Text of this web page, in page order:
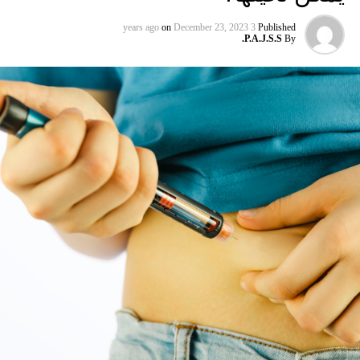
السبب أخيرًا. يظهر أنَّ هنالك بقعة صغيرة… التغذي علىٰ القليل
من لا شيء غير الذرة كل يوم، حتىٰ أكثرنا رزانة سيصبح مجنونًا
قليلًا. ولكن بالنسبة لأمهات الهامستر الأوروبية البرية، سوء
التغذية الناجمة عن اتباع نظام غذائي يتكون معظمها من الذرة
يحويلها إلىٰ أكلة لحوم، وفقا لبحث جديد. وجد العلماء…
RELATED TOPICS:
UP
51 علامة تدل على أنك في علاقة سلبية، وعليك مغادرتها
DON'T MISS
ما هو التفرُّد: اشرحه لي وكأنني بعمر 5 سنوات!
Published
3 years ago
on December 23, 2023
By
P.A.J.S.S.